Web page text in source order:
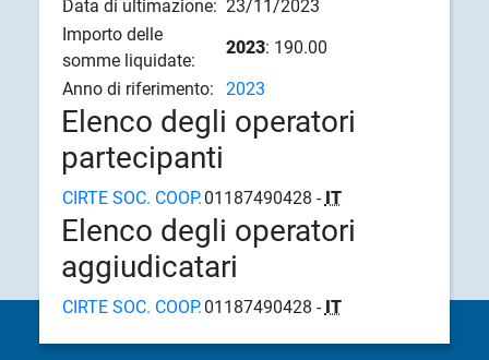
Data di ultimazione: 23/11/2023
Importo delle
somme liquidate:
2023: 190.00
Anno di riferimento:
2023
Elenco degli operatori
partecipanti
CIRTE SOC. COOP. 01187490428 - IT
Elenco degli operatori
aggiudicatari
CIRTE SOC. COOP. 01187490428 - IT